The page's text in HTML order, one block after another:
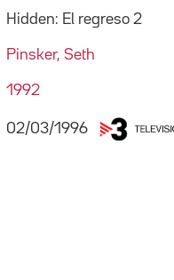
Hidden: El regreso 2
Pinsker, Seth
1992
02/03/1996